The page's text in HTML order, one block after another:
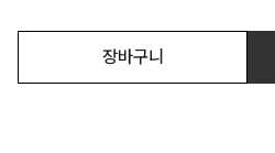
장바구니